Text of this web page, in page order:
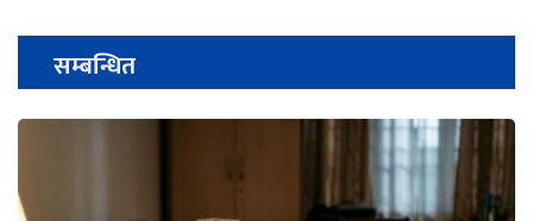
सम्बन्धित